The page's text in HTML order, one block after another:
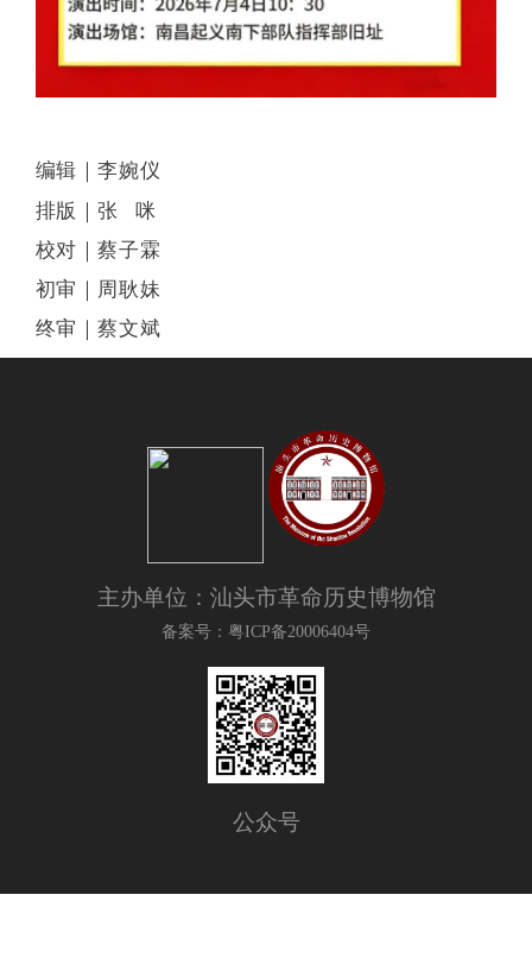
编辑｜李婉仪
排版｜张 咪
校对｜蔡子霖
初审｜周耿妹
终审｜蔡文斌
主办单位：汕头市革命历史博物馆
备案号：粤ICP备20006404号
公众号